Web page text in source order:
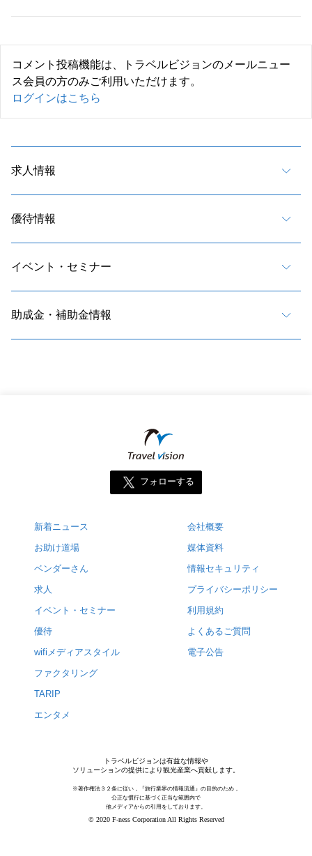
コメント投稿機能は、トラベルビジョンのメールニュー
ス会員の方のみご利用いただけます。
ログインはこちら
求人情報
優待情報
イベント・セミナー
助成金・補助金情報
フォローする
新着ニュース
お助け道場
ベンダーさん
求人
イベント・セミナー
優待
wifiメディアスタイル
ファクタリング
TARIP
エンタメ
会社概要
媒体資料
情報セキュリティ
プライバシーポリシー
利用規約
よくあるご質問
電子公告
トラベルビジョンは有益な情報や
ソリューションの提供により観光産業へ貢献します。
※著作権法３２条に従い，『旅行業界の情報流通』の目的のため，
公正な慣行に基づく正当な範囲内で
他メディアからの引用をしております。
© 2020 F-ness Corporation All Rights Reserved